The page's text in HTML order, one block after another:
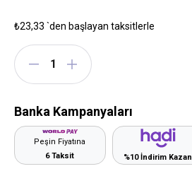
₺23,33 `den başlayan taksitlerle
Banka Kampanyaları
Peşin Fiyatına
6 Taksit
%10 İndirim Kazan